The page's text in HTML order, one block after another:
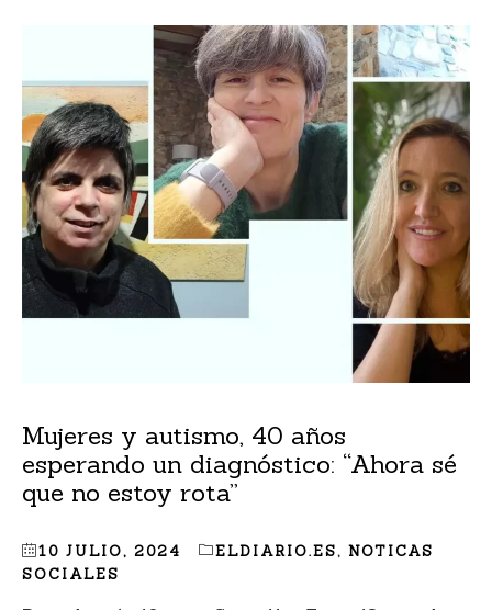
Mujeres y autismo, 40 años
esperando un diagnóstico: “Ahora sé
que no estoy rota”
10 JULIO, 2024 ELDIARIO.ES, NOTICAS
SOCIALES